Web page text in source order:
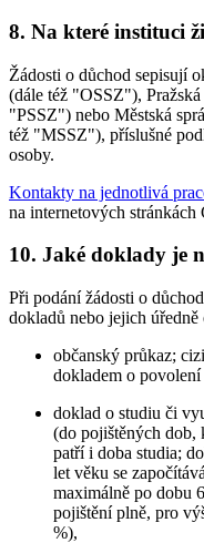
8. Na které instituci
Žádosti o důchod sepisují
(dále též "OSSZ"),
"PSSZ") nebo Městská
též "MSSZ"), příslušné
osoby.
Kontakty na jednotlivá
na internetových stránkách
10. Jaké doklady je
Při podání žádosti o
dokladů nebo jejich
občanský průkaz;
dokladem o
doklad o studiu či
(do pojištěných dob,
patří i doba studia;
let věku se
maximálně po dobu
pojištění plně, pro
%),